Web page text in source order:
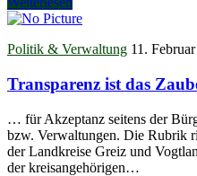
Politik & Verwaltung 11.
Transparenz ist das
… für Akzeptanz seitens der
bzw. Verwaltungen. Die Rubrik
der Landkreise Greiz und
der kreisangehörigen…